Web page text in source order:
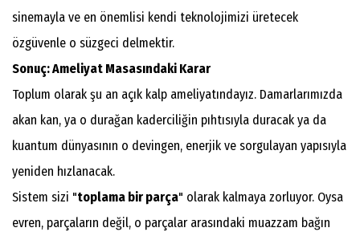
sinemayla ve en önemlisi kendi teknolojimizi üretecek
özgüvenle o süzgeci delmektir.
Sonuç: Ameliyat Masasındaki Karar
​Toplum olarak şu an açık kalp ameliyatındayız. Damarlarımızda
akan kan, ya o durağan kaderciliğin pıhtısıyla duracak ya da
kuantum dünyasının o devingen, enerjik ve sorgulayan yapısıyla
yeniden hızlanacak.
​Sistem sizi "toplama bir parça" olarak kalmaya zorluyor. Oysa
evren, parçaların değil, o parçalar arasındaki muazzam bağın